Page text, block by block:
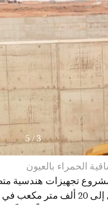
3
/
5
الحمراء بالعيون
تجهيزات هندسية
استيعابية تصل إلى 20